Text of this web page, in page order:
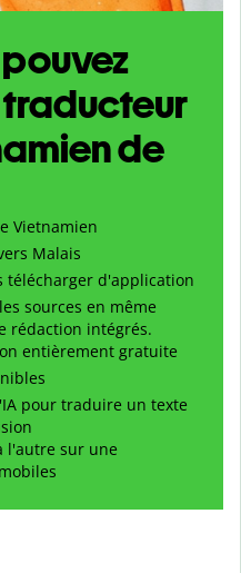
de
Vietnamien
Malais
télécharger d'application
sources en même
rédaction intégrés.
entièrement gratuite
pour traduire un texte
l'autre sur une